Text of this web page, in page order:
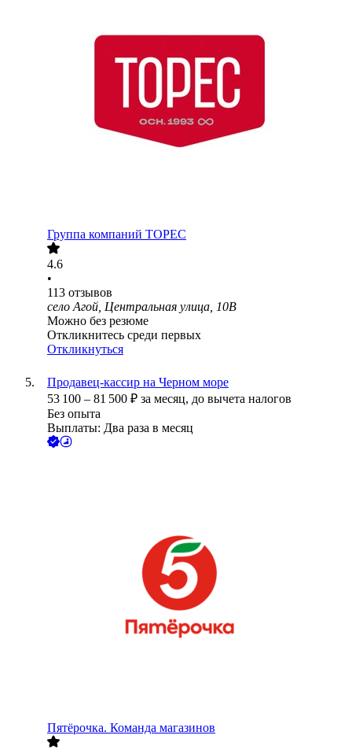
Группа компаний ТОРЕС
4.6
•
113 отзывов
село Агой, Центральная улица, 10В
Можно без резюме
Откликнитесь среди первых
Откликнуться
Продавец-кассир на Черном море
53 100 – 81 500 ₽ за месяц, до вычета налогов
Без опыта
Выплаты: Два раза в месяц
Пятёрочка. Команда магазинов